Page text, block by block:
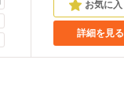
詳細を見る